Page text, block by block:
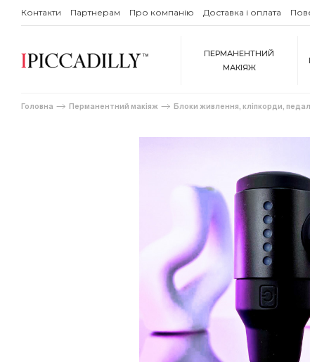
Контакти Партнерам Про компанію Доставка і оплата
ПЕРМАНЕНТНИЙ
МАКІЯЖ
Головна Перманентний макіяж Блоки живлення, кліпкорди,